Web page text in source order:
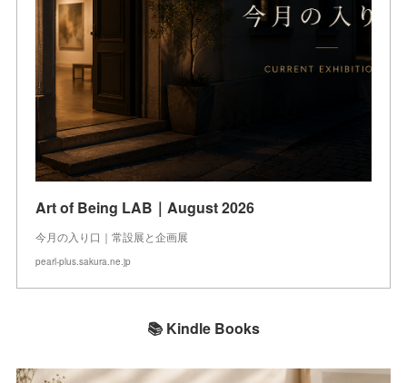
Art of Being LAB｜August 2026
今月の入り口｜常設展と企画展
pearl-plus.sakura.ne.jp
📚 Kindle Books